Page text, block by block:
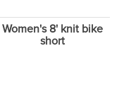
Women's 8' knit bike
short